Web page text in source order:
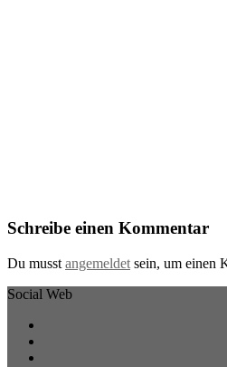
Schreibe einen Kommentar
Du musst angemeldet sein, um einen
Social Web